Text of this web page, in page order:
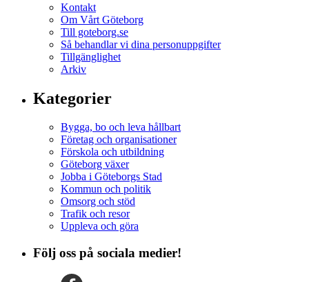
Kontakt
Om Vårt Göteborg
Till goteborg.se
Så behandlar vi dina personuppgifter
Tillgänglighet
Arkiv
Kategorier
Bygga, bo och leva hållbart
Företag och organisationer
Förskola och utbildning
Göteborg växer
Jobba i Göteborgs Stad
Kommun och politik
Omsorg och stöd
Trafik och resor
Uppleva och göra
Följ oss på sociala medier!